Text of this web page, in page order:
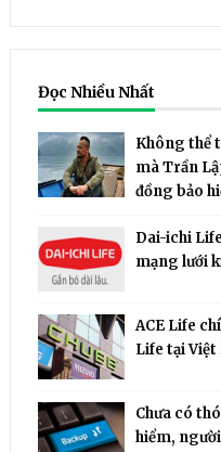
Đọc Nhiều Nhất
Không thể
mà Trần
đồng bảo
Dai-ichi
mạng lưới
ACE Life
Life tại Việt
Chưa có
hiểm,